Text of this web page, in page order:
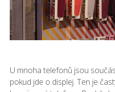
U mnoha telefonů jsou
pokud jde o displej. Ten je